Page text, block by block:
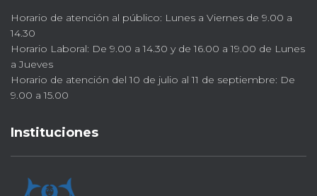
Horario de atención al público: Lunes a Viernes de 9.00 a
14.30
Horario Laboral: De 9.00 a 14.30 y de 16.00 a 19.00 de Lunes
a Jueves
Horario de atención del 10 de julio al 11 de septiembre: De
9.00 a 15.00
Instituciones